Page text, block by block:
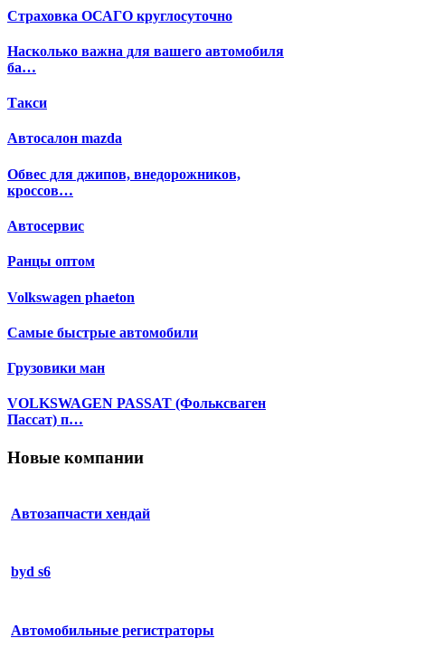
Страховка ОСАГО круглосуточно
Насколько важна для вашего автомобиля
ба…
Такси
Автосалон mazda
Обвес для джипов, внедорожников,
кроссов…
Автосервис
Ранцы оптом
Volkswagen phaeton
Самые быстрые автомобили
Грузовики ман
VOLKSWAGEN PASSAT (Фольксваген
Пассат) п…
Новые компании
Автозапчасти хендай
byd s6
Автомобильные регистраторы